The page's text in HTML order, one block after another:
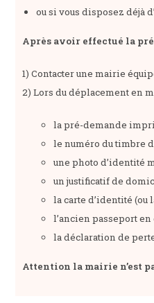
ou si vous disposez déjà
Après avoir effectué la
1) Contacter une mairie
2) Lors du déplacement en
la pré-demande
le numéro du timbre
une photo d’identité
un justificatif de
la carte d’identité
l’ancien passeport
la déclaration de
Attention la mairie n’est